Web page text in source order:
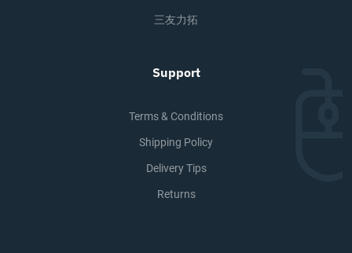
三友力拓
Support
Terms & Conditions
Shipping Policy
Delivery Tips
Returns